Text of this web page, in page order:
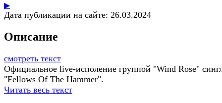
▶
Дата публикации на сайте: 26.03.2024
Описание
смотреть текст
Официальное live-исполение группой "Wind Rose"
"Fellows Of The Hammer".
Читать весь текст